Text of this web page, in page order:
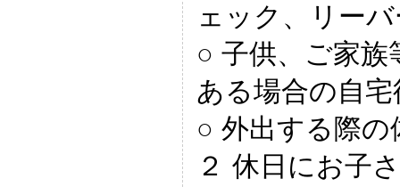
ェック、リー
○ 子供、ご家族
ある場合の自
○ 外出する際の
２ 休日にお子